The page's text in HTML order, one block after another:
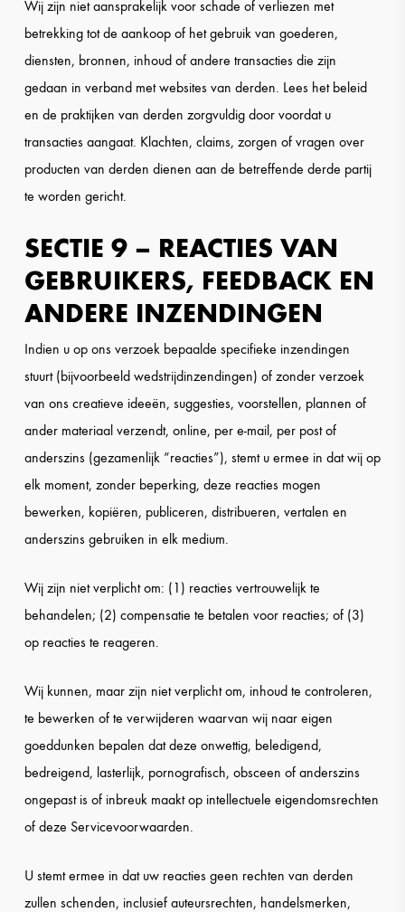
Wij zijn niet aansprakelijk voor schade of verliezen met
betrekking tot de aankoop of het gebruik van goederen,
diensten, bronnen, inhoud of andere transacties die zijn
gedaan in verband met websites van derden. Lees het beleid
en de praktijken van derden zorgvuldig door voordat u
transacties aangaat. Klachten, claims, zorgen of vragen over
producten van derden dienen aan de betreffende derde partij
te worden gericht.
SECTIE 9 – REACTIES VAN
GEBRUIKERS, FEEDBACK EN
ANDERE INZENDINGEN
Indien u op ons verzoek bepaalde specifieke inzendingen
stuurt (bijvoorbeeld wedstrijdinzendingen) of zonder verzoek
van ons creatieve ideeën, suggesties, voorstellen, plannen of
ander materiaal verzendt, online, per e-mail, per post of
anderszins (gezamenlijk “reacties”), stemt u ermee in dat wij op
elk moment, zonder beperking, deze reacties mogen
bewerken, kopiëren, publiceren, distribueren, vertalen en
anderszins gebruiken in elk medium.
Wij zijn niet verplicht om: (1) reacties vertrouwelijk te
behandelen; (2) compensatie te betalen voor reacties; of (3)
op reacties te reageren.
Wij kunnen, maar zijn niet verplicht om, inhoud te controleren,
te bewerken of te verwijderen waarvan wij naar eigen
goeddunken bepalen dat deze onwettig, beledigend,
bedreigend, lasterlijk, pornografisch, obsceen of anderszins
ongepast is of inbreuk maakt op intellectuele eigendomsrechten
of deze Servicevoorwaarden.
U stemt ermee in dat uw reacties geen rechten van derden
zullen schenden, inclusief auteursrechten, handelsmerken,